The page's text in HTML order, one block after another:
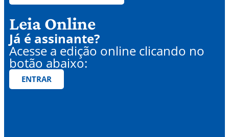
Leia Online
Já é assinante?
Acesse a edição online clicando no
botão abaixo:
ENTRAR